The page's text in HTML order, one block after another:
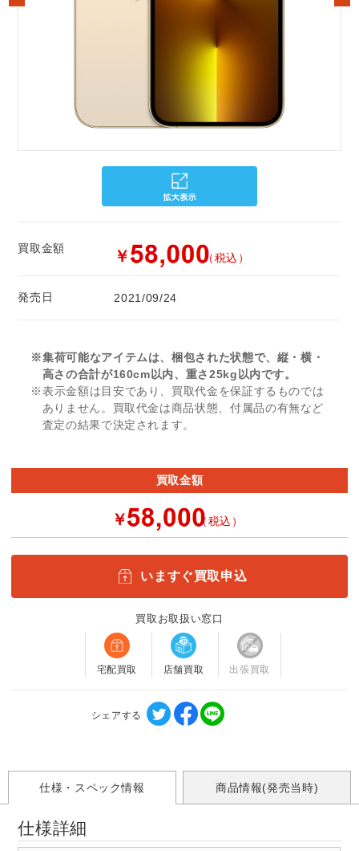
買取金額 ￥ （税込）
発売日 2021/09/24
※集荷可能なアイテムは、梱包された状態で、縦・横・
高さの合計が160cm以内、重さ25kg以内です。
※表示金額は目安であり、買取代金を保証するものでは
ありません。買取代金は商品状態、付属品の有無など
査定の結果で決定されます。
買取金額
￥ （税込）
いますぐ買取申込
買取お取扱い窓口
宅配買取 店舗買取 出張買取
シェアする
仕様・スペック情報 商品情報(発売当時)
仕様詳細